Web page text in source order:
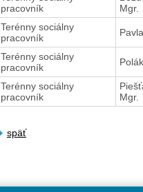
pracovník
Mgr.
Terénny sociálny
pracovník
Terénny sociálny
pracovník
Terénny sociálny
pracovník
Mgr.
späť